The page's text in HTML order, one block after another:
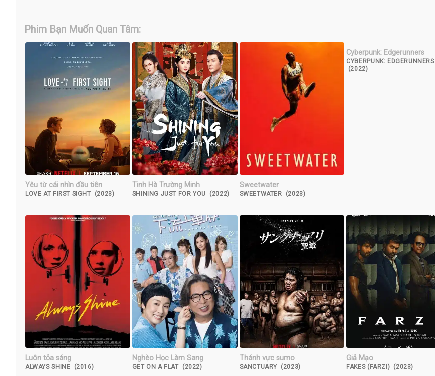
Phim Bạn Muốn Quan Tâm:
Yêu từ cái nhìn đầu tiên
LOVE AT FIRST SIGHT (2023)
Tinh Hà Trường Minh
SHINING JUST FOR YOU (2022)
Sweetwater
SWEETWATER (2023)
Cyberpunk: Edgerunners
CYBERPUNK: EDGERUNNERS
(2022)
Luôn tỏa sáng
ALWAYS SHINE (2016)
Nghèo Học Làm Sang
GET ON A FLAT (2022)
Thánh vực sumo
SANCTUARY (2023)
Giả Mạo
FAKES (FARZI) (2023)